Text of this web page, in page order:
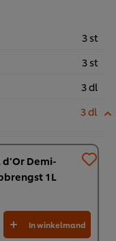
3 st
3 st
3 dl
3 dl
Demi-
1L
In winkelmand